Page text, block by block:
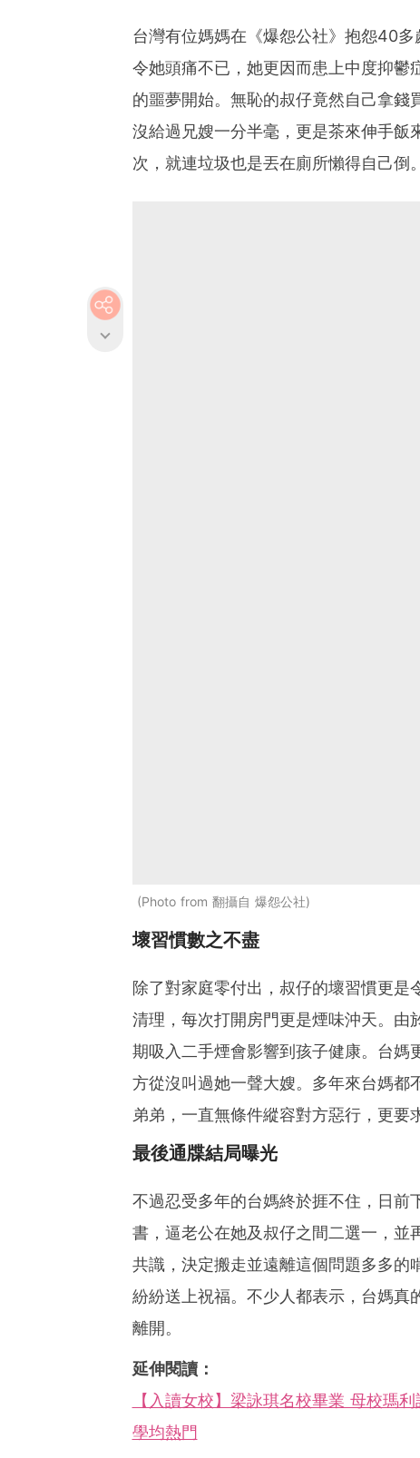
台灣有位媽媽在《爆怨公社》抱怨40
令她頭痛不已，她更因而患上中度抑鬱
的噩夢開始。無恥的叔仔竟然自己拿
沒給過兄嫂一分半毫，更是茶來伸手飯
次，就連垃圾也是丟在廁所懶得自己倒。
Photo from 翻攝自 爆怨公社
壞習慣數之不盡
除了對家庭零付出，叔仔的壞習慣更是
清理，每次打開房門更是煙味沖天。由
期吸入二手煙會影響到孩子健康。台媽
方從沒叫過她一聲大嫂。多年來台媽都
弟弟，一直無條件縱容對方惡行，更要
最後通牒結局曝光
不過忍受多年的台媽終於捱不住，日前
書，逼老公在她及叔仔之間二選一，並
共識，決定搬走並遠離這個問題多多的
紛紛送上祝福。不少人都表示，台媽真
離開。
延伸閱讀：
【入讀女校】梁詠琪名校畢業 母校瑪
學均熱門